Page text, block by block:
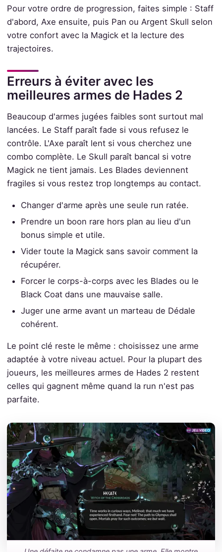
Pour votre ordre de progression, faites simple : Staff
d'abord, Axe ensuite, puis Pan ou Argent Skull selon
votre confort avec la Magick et la lecture des
trajectoires.
Erreurs à éviter avec les
meilleures armes de Hades 2
Beaucoup d'armes jugées faibles sont surtout mal
lancées. Le Staff paraît fade si vous refusez le
contrôle. L'Axe paraît lent si vous cherchez une
combo complète. Le Skull paraît bancal si votre
Magick ne tient jamais. Les Blades deviennent
fragiles si vous restez trop longtemps au contact.
Changer d'arme après une seule run ratée.
Prendre un boon rare hors plan au lieu d'un
bonus simple et utile.
Vider toute la Magick sans savoir comment la
récupérer.
Forcer le corps-à-corps avec les Blades ou le
Black Coat dans une mauvaise salle.
Juger une arme avant un marteau de Dédale
cohérent.
Le point clé reste le même : choisissez une arme
adaptée à votre niveau actuel. Pour la plupart des
joueurs, les meilleures armes de Hades 2 restent
celles qui gagnent même quand la run n'est pas
parfaite.